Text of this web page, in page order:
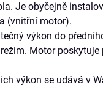
Je obyčejně
(vnitřní motor).
výkon do
Motor
výkon se udává v